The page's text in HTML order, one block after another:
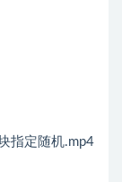
指定随机.mp4